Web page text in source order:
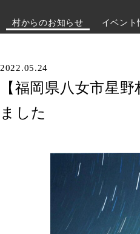
村からのお知らせ イベント
2022.05.24
【福岡県八女市星
ました